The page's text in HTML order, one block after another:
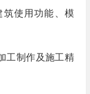
筑使用功能、模
工制作及施工精